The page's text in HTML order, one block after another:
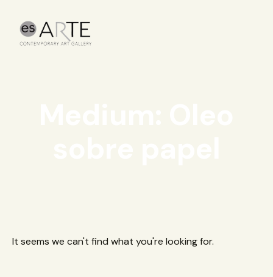
It seems we can't find what you're looking for.